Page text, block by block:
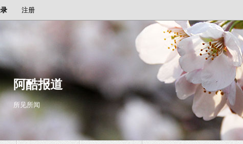
注册
阿酷报道
所见所闻